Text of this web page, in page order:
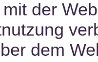
der
dem